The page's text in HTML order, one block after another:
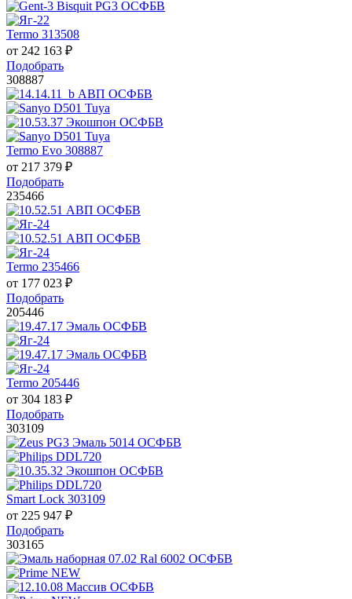
Termo 313508
от 242 163 ₽
Подобрать
308887
Termo Evo 308887
от 217 379 ₽
Подобрать
235466
Termo 235466
от 177 023 ₽
Подобрать
205446
Termo 205446
от 304 183 ₽
Подобрать
303109
Smart Lock 303109
от 225 947 ₽
Подобрать
303165